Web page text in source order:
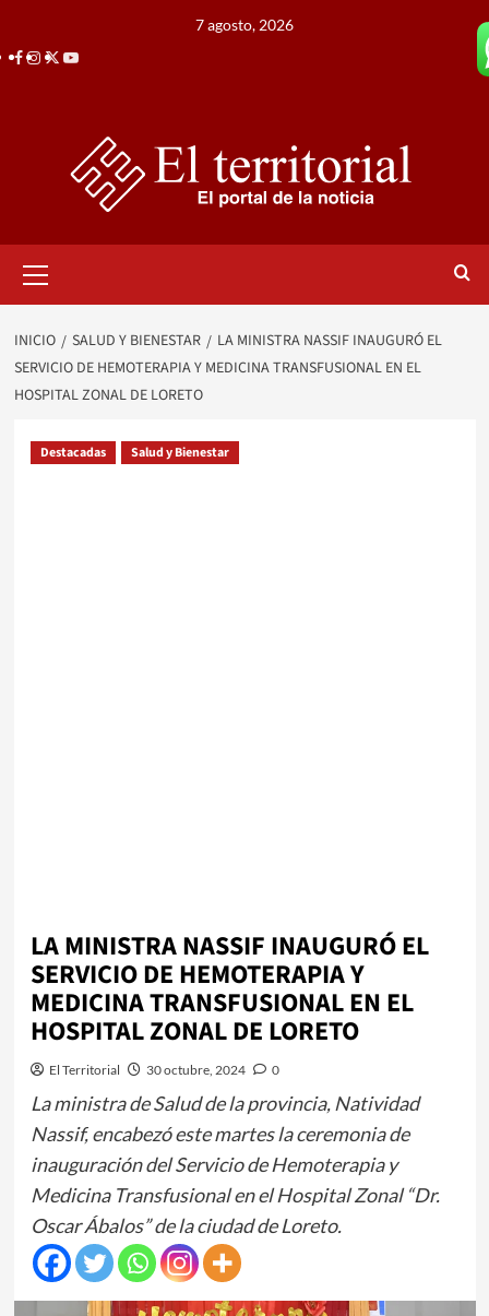
contenido
7 agosto, 2026
Facebook
Instagram
TwitterYoutube
primario
INICIO SALUD Y BIENESTAR
LA MINISTRA NASSIF INAUGURÓ EL
SERVICIO DE HEMOTERAPIA Y MEDICINA TRANSFUSIONAL EN EL
HOSPITAL ZONAL DE LORETO
Destacadas Salud y Bienestar
LA MINISTRA NASSIF INAUGURÓ EL
SERVICIO DE HEMOTERAPIA Y
MEDICINA TRANSFUSIONAL EN EL
HOSPITAL ZONAL DE LORETO
El Territorial 30 octubre, 2024 0
La ministra de Salud de la provincia, Natividad
Nassif, encabezó este martes la ceremonia de
inauguración del Servicio de Hemoterapia y
Medicina Transfusional en el Hospital Zonal “Dr.
Oscar Ábalos” de la ciudad de Loreto.